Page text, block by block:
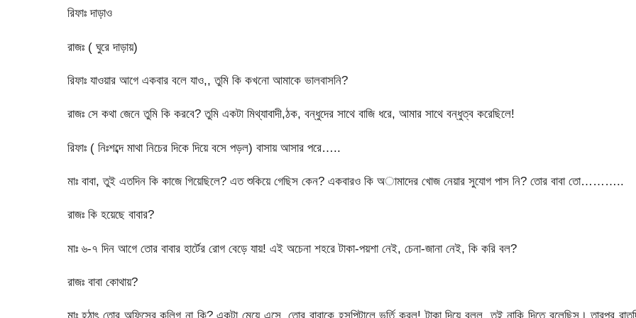
রিফাঃ দাড়াও
রাজঃ ( ঘুরে দাড়ায়)
রিফাঃ যাওয়ার আগে একবার বলে যাও,, তুমি কি কখনো আমাকে ভালবাসনি?
রাজঃ সে কথা জেনে তুমি কি করবে? তুমি একটা মিথ্যাবাদী,ঠক, বন্ধুদের সাথে বাজি ধরে, আমার সাথে বন্ধুত্ব করেছিলে!
রিফাঃ ( নিঃশব্দে মাথা নিচের দিকে দিয়ে বসে পড়ল) বাসায় আসার পরে…..
মাঃ বাবা, তুই এতদিন কি কাজে গিয়েছিলে? এত শুকিয়ে গেছিস কেন? একবারও কি অামাদের খোজ নেয়ার সুযোগ পাস নি? তোর বাবা তো………..
রাজঃ কি হয়েছে বাবার?
মাঃ ৬-৭ দিন আগে তোর বাবার হার্টের রোগ বেড়ে যায়! এই অচেনা শহরে টাকা-পয়শা নেই, চেনা-জানা নেই, কি করি বল?
রাজঃ বাবা কোথায়?